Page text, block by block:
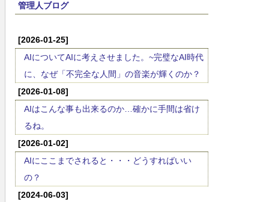
管理人ブログ
[2026-01-25]
AIについてAIに考えさせました。~完璧なAI時代
に、なぜ「不完全な人間」の音楽が輝くのか？
[2026-01-08]
AIはこんな事も出来るのか…確かに手間は省け
るね。
[2026-01-02]
AIにここまでされると・・・どうすればいい
の？
[2024-06-03]